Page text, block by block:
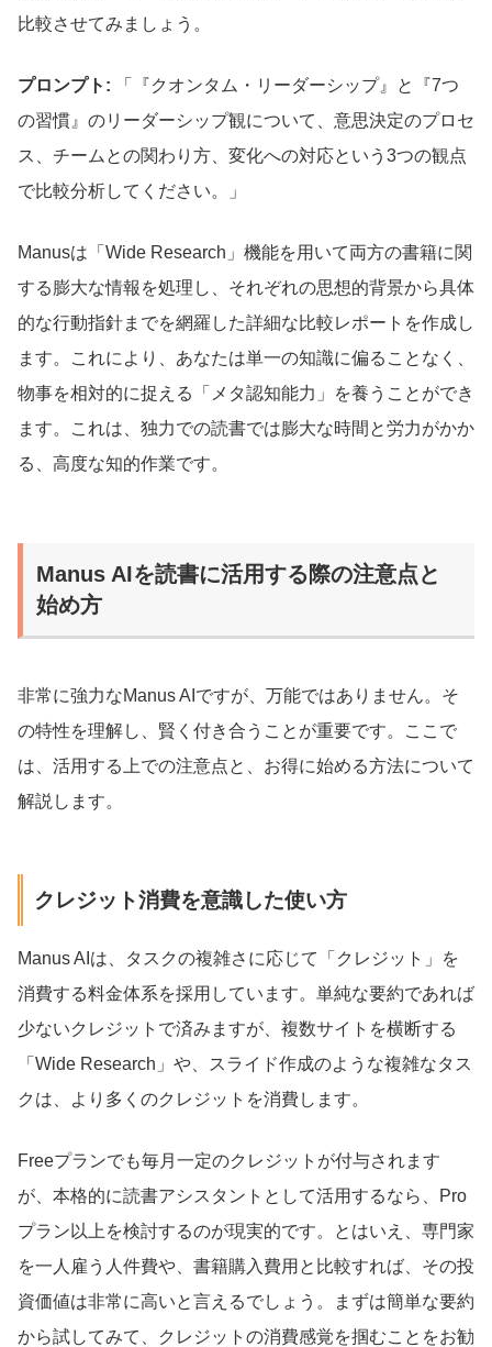
比較させてみましょう。
プロンプト: 「『クオンタム・リーダーシップ』と『7つ
の習慣』のリーダーシップ観について、意思決定のプロセ
ス、チームとの関わり方、変化への対応という3つの観点
で比較分析してください。」
Manusは「Wide Research」機能を用いて両方の書籍に関
する膨大な情報を処理し、それぞれの思想的背景から具体
的な行動指針までを網羅した詳細な比較レポートを作成し
ます。これにより、あなたは単一の知識に偏ることなく、
物事を相対的に捉える「メタ認知能力」を養うことができ
ます。これは、独力での読書では膨大な時間と労力がかか
る、高度な知的作業です。
Manus AIを読書に活用する際の注意点と
始め方
非常に強力なManus AIですが、万能ではありません。そ
の特性を理解し、賢く付き合うことが重要です。ここで
は、活用する上での注意点と、お得に始める方法について
解説します。
クレジット消費を意識した使い方
Manus AIは、タスクの複雑さに応じて「クレジット」を
消費する料金体系を採用しています。単純な要約であれば
少ないクレジットで済みますが、複数サイトを横断する
「Wide Research」や、スライド作成のような複雑なタス
クは、より多くのクレジットを消費します。
Freeプランでも毎月一定のクレジットが付与されます
が、本格的に読書アシスタントとして活用するなら、Pro
プラン以上を検討するのが現実的です。とはいえ、専門家
を一人雇う人件費や、書籍購入費用と比較すれば、その投
資価値は非常に高いと言えるでしょう。まずは簡単な要約
から試してみて、クレジットの消費感覚を掴むことをお勧